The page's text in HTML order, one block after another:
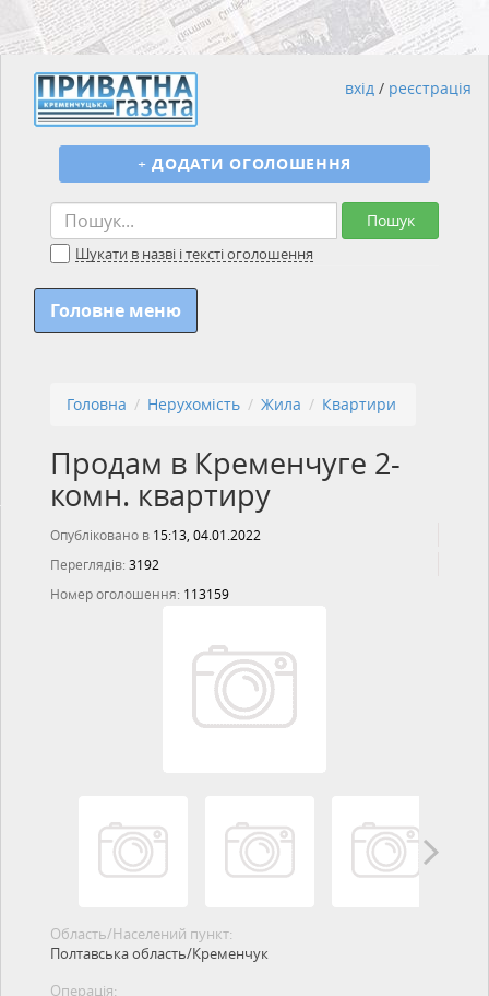
Пошук
Шукати в назві і тексті оголошення
+ ДОДАТИ ОГОЛОШЕННЯ
вхід / реєстрація
Головне меню
Головна Нерухомість Жила Квартири
Продам в Кременчуге 2-
комн. квартиру
Опубліковано в 15:13, 04.01.2022
Переглядів: 3192
Номер оголошення: 113159
Область/Населений пункт:
Полтавська область/Кременчук
Операція: